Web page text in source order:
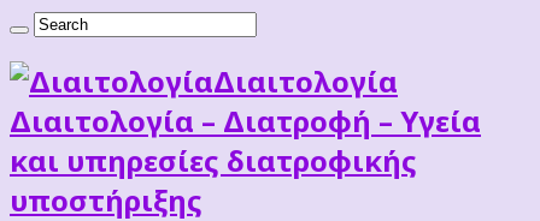
Διαιτoλογία
Διαιτολογία – Διατροφή – Υγεία
και υπηρεσίες διατροφικής
υποστήριξης